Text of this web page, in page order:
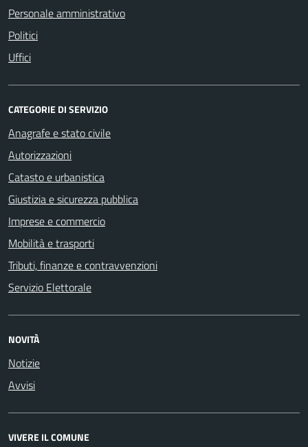
Personale amministrativo
Politici
Uffici
CATEGORIE DI SERVIZIO
Anagrafe e stato civile
Autorizzazioni
Catasto e urbanistica
Giustizia e sicurezza pubblica
Imprese e commercio
Mobilità e trasporti
Tributi, finanze e contravvenzioni
Servizio Elettorale
NOVITÀ
Notizie
Avvisi
VIVERE IL COMUNE